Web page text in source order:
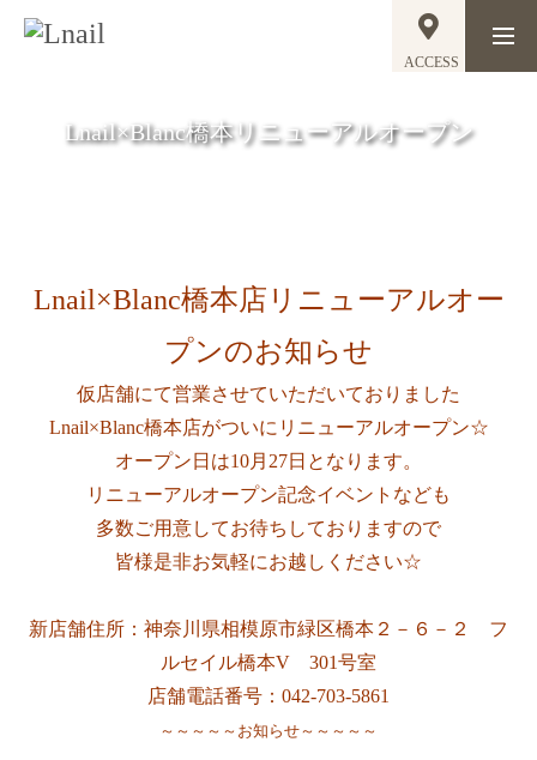
ACCESS
Lnail×Blanc橋本リニューアルオープン
Lnail×Blanc橋本店リニューアルオー
プンのお知らせ
仮店舗にて営業させていただいておりました
Lnail×Blanc橋本店がついにリニューアルオープン☆
オープン日は10月27日となります。
リニューアルオープン記念イベントなども
多数ご用意してお待ちしておりますので
皆様是非お気軽にお越しください☆
新店舗住所：神奈川県相模原市緑区橋本２－６－２ フ
ルセイル橋本V 301号室
店舗電話番号：042-703-5861
～～～～～お知らせ～～～～～